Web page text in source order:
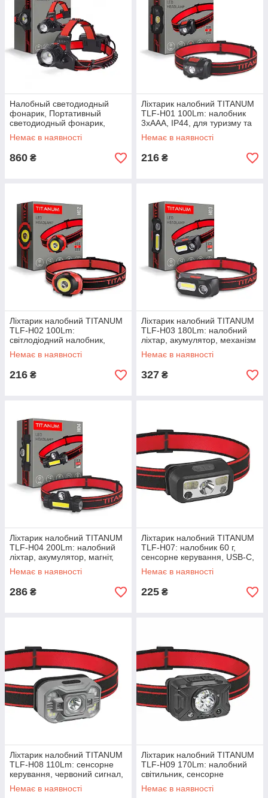
Налобный светодиодный
фонарик, Портативный
светодиодный фонарик,
Мощный светодиодный
фонарик, Компактный
Немає в наявності
860 ₴
Ліхтарик налобний TITANUM
TLF-H01 100Lm: налобник
3xAAA, IP44, для туризму та
роботи
Немає в наявності
216 ₴
Ліхтарик налобний TITANUM
TLF-H02 100Lm:
світлодіодний налобник,
3xAAA, регулювання кута
Немає в наявності
216 ₴
Ліхтарик налобний TITANUM
TLF-H03 180Lm: налобний
ліхтар, акумулятор, механізм
нахилу
Немає в наявності
327 ₴
Ліхтарик налобний TITANUM
TLF-H04 200Lm: налобний
ліхтар, акумулятор, магніт,
для риболовлі
Немає в наявності
286 ₴
Ліхтарик налобний TITANUM
TLF-H07: налобник 60 г,
сенсорне керування, USB-C,
IPX3
Немає в наявності
225 ₴
Ліхтарик налобний TITANUM
TLF-H08 110Lm: сенсорне
керування, червоний сигнал,
USB-C, IPX3
Немає в наявності
Ліхтарик налобний TITANUM
TLF-H09 170Lm: налобний
світильник, сенсорне
керування, USB-C
Немає в наявності